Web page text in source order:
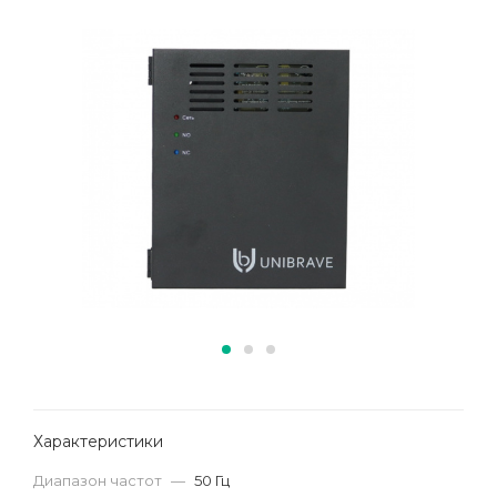
Характеристики
Диапазон частот — 50 Гц